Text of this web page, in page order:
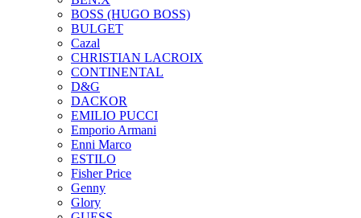
BOSS (HUGO BOSS)
BULGET
Cazal
CHRISTIAN LACROIX
CONTINENTAL
D&G
DACKOR
EMILIO PUCCI
Emporio Armani
Enni Marco
ESTILO
Fisher Price
Genny
Glory